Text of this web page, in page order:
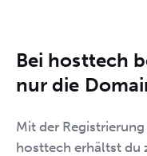
Bei hosttech
nur die
Mit der
hosttech erhältst du